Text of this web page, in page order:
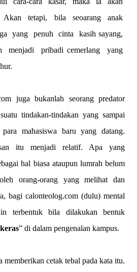
Akan tetapi, bila seoarang anak
yang penuh cinta kasih sayang,
menjadi pribadi cemerlang yang
juga bukanlah seorang predator
tindakan-tindakan yang sampai
para mahasiswa baru yang datang.
itu menjadi relatif. Apa yang
hal biasa ataupun lumrah belum
orang-orang yang melihat dan
bagi calonteolog.com (dulu) mental
terbentuk bila dilakukan bentuk
” di dalam pengenalan kampus.
memberikan cetak tebal pada kata itu.